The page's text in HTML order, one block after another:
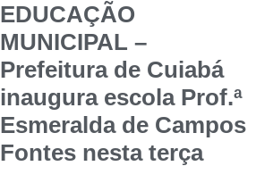
EDUCAÇÃO
MUNICIPAL –
Prefeitura de Cuiabá
inaugura escola Prof.ª
Esmeralda de Campos
Fontes nesta terça